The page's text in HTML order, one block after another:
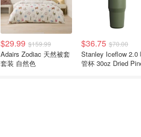
$29.99 $159.99
Adairs Zodiac 天然被套
套装 自然色
$36.75 $70.00
Stanley Iceflow 2.0 吸
管杯 30oz Dried